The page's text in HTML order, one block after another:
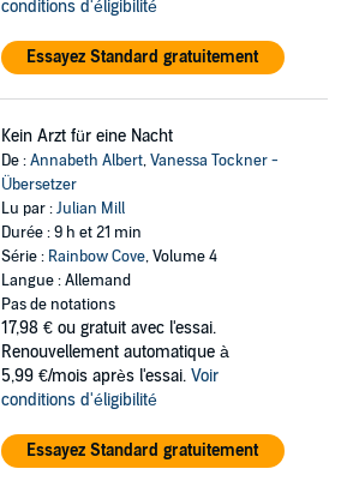
conditions d'éligibilité
Essayez Standard gratuitement
Kein Arzt für eine Nacht
De :Annabeth Albert,Vanessa Tockner -
Übersetzer
Lu par :Julian Mill
Durée : 9 h et 21 min
Série : Rainbow Cove, Volume 4
Langue : Allemand
Pas de notations
17,98 € ou gratuit avec l'essai.
Renouvellement automatique à
5,99 €/mois après l'essai. Voir
conditions d'éligibilité
Essayez Standard gratuitement